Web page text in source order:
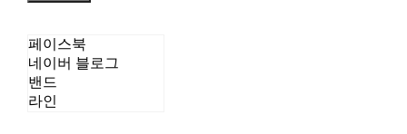
페이스북
네이버 블로그
밴드
라인